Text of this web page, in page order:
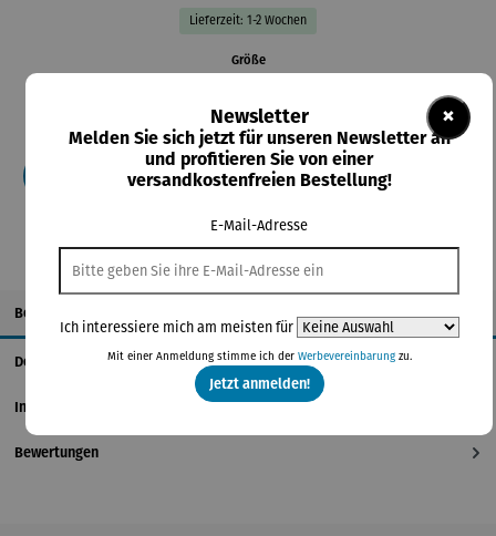
Lieferzeit: 1-2 Wochen
Größeauswählen
XXS
In den Warenkorb
Beschreibung
Details
Informationen zum Hersteller
Bewertungen
×
Newsletter
Melden Sie sich jetzt für unseren Newsletter an
und profitieren Sie von einer
versandkostenfreien Bestellung!
E-Mail-Adresse
Ich interessiere mich am meisten für
Mit einer Anmeldung stimme ich der Werbevereinbarungzu.
Jetzt anmelden!